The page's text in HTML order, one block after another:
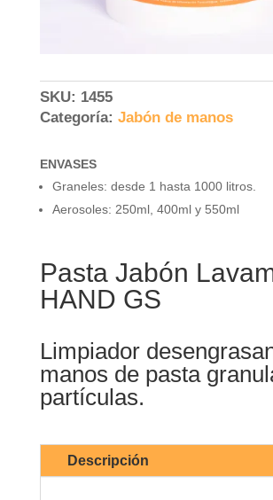
SKU: 1455
Categoría: Jabón de manos
ENVASES
Graneles: desde 1 hasta 1000 litros.
Aerosoles: 250ml, 400ml y 550ml
Pasta Jabón
HAND GS
Limpiador
manos de pasta
partículas.
Descripción